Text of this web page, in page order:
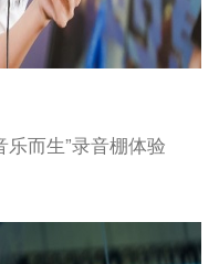
而生”录音棚体验